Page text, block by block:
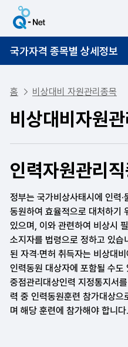
국가자격 종목별 상세정보
홈 비상대비 자원관리종목
비상대비자원
인력자원관리
정부는 국가비상사태시에 인력
동원하여 효율적으로 대처하기
있으며, 이와 관련하여 비상시
소지자를 법령으로 정하고 있
된 자격·면허 취득자는 비상대
인력동원 대상자에 포함될 수도
중점관리대상인력 지정통지서
력 중 인력동원훈련 참가대상으
며 해당 훈련에 참가해야 합니다.